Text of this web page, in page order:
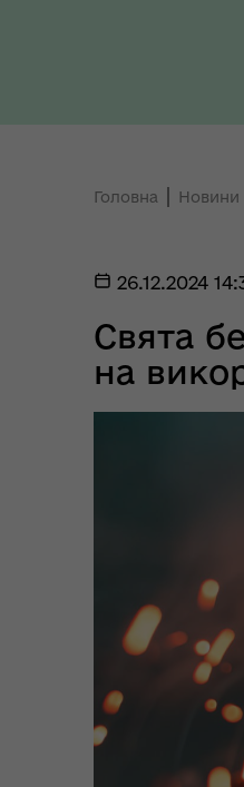
Ради
Головна Новини
26.12.2024
Свята
на